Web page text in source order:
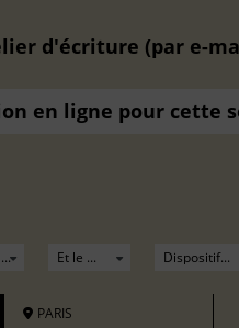
d'écriture (par e-
en ligne pour cette
PARIS